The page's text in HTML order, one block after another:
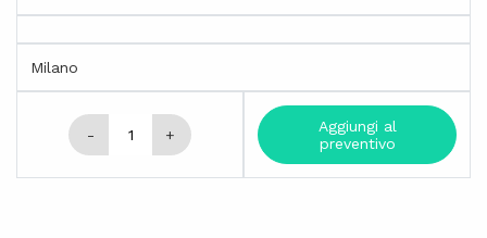
Milano
- +
Aggiungi al
preventivo